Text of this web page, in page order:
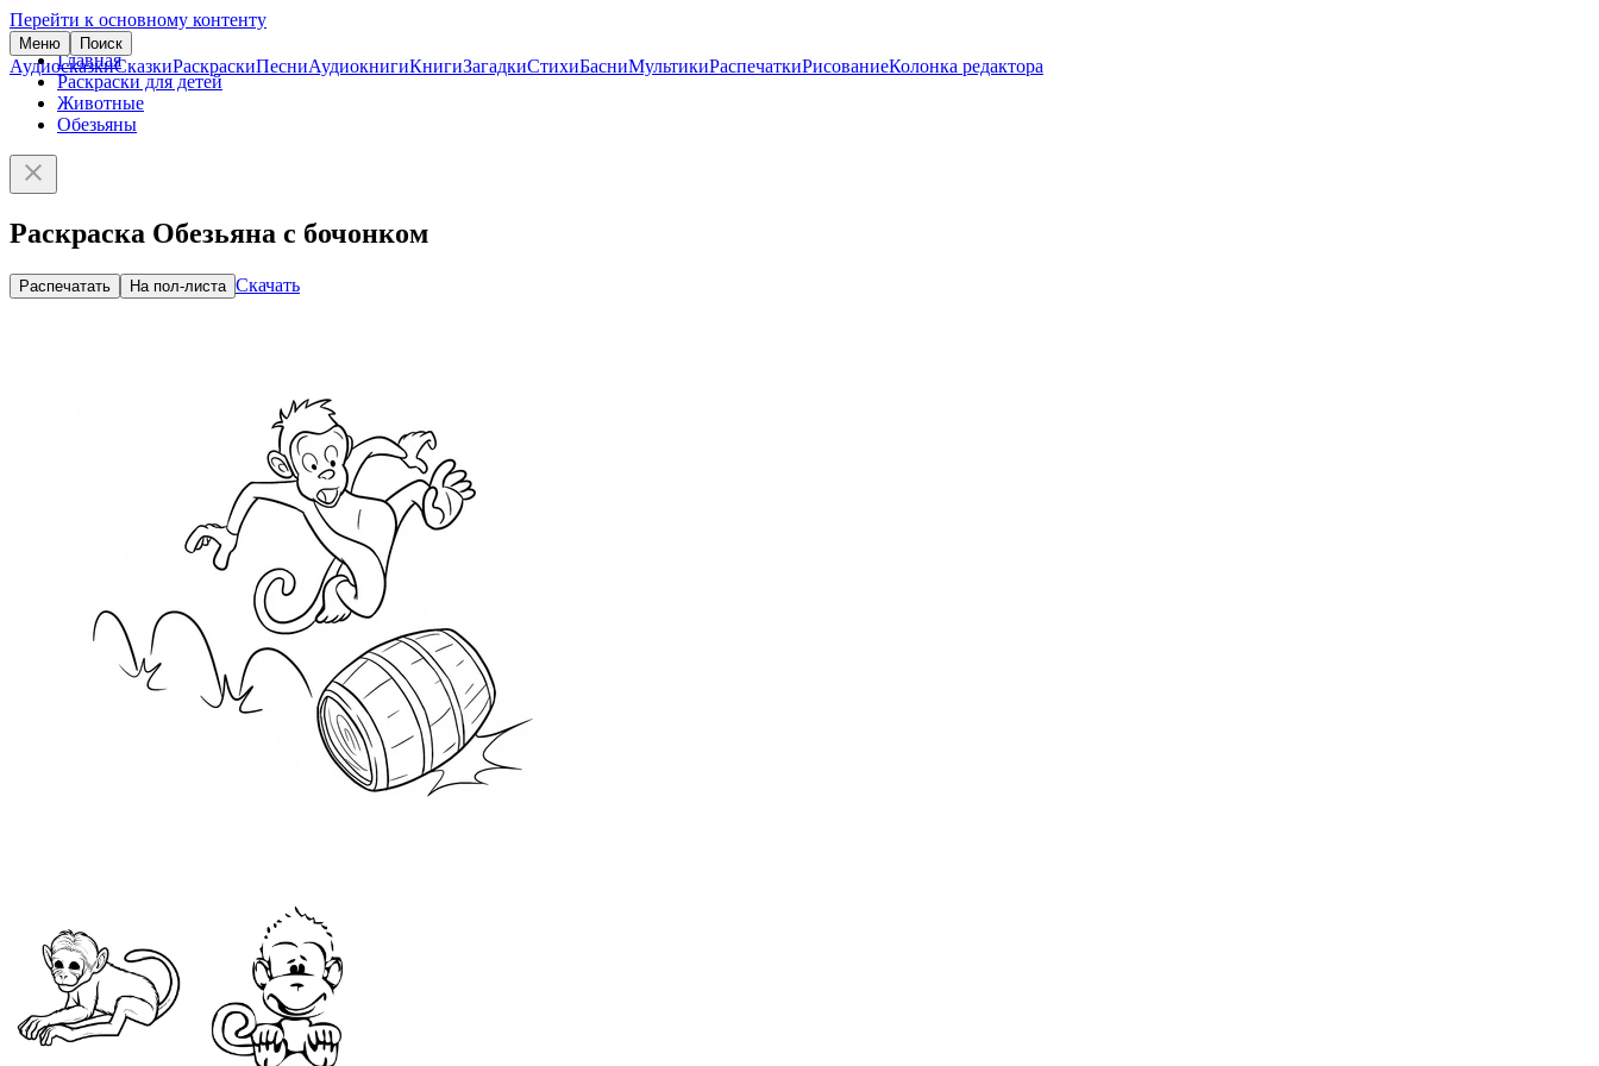
Перейти к основному контенту
Меню Поиск
АудиосказкиСказкиРаскраскиПесниАудиокнигиКнигиЗагадкиСтихиБасниМультикиРаспечаткиРисованиеКолонка редактора
Главная
Раскраски для детей
Животные
Обезьяны
Раскраска Обезьяна с бочонком
Распечатать На пол-листа Скачать